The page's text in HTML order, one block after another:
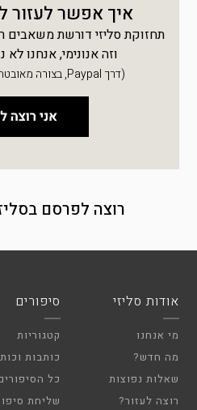
איך אפשר לעזור
תחזוקת סליזי דורשת משאבים
וזה אנונימי, אנחנו לא
(דרך Paypal, בצורה מאובטחת, אנונימית ומהירה)
רוצה לפרסם
אודות סליזי
מי אנחנו
מה חדש?
שאלות נפוצות
רוצה לעזור?
סיפורים
קטגוריות
כותבות
כל
שליחת